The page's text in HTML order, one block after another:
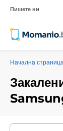
Пишете ни
Начална